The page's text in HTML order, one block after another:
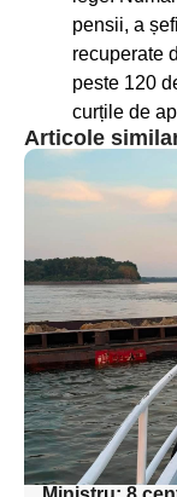
pensii, a
recuperate
peste 120
curțile de
Articole
textul
textul
textul